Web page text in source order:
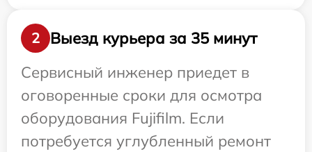
2
Выезд курьера за 35 минут
Сервисный инженер приедет в
оговоренные сроки для осмотра
оборудования Fujifilm. Если
потребуется углубленный ремонт